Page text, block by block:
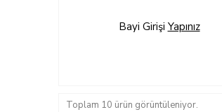
Bayi Girişi Yapınız
Toplam 10 ürün görüntüleniyor.